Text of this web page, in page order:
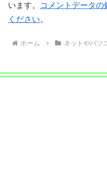
います。
コメントデータ
ください。
ホーム ネットやパソ